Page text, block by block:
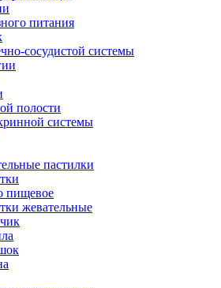
питания
сосудистой системы
полости
системы
пастилки
пищевое
жевательные